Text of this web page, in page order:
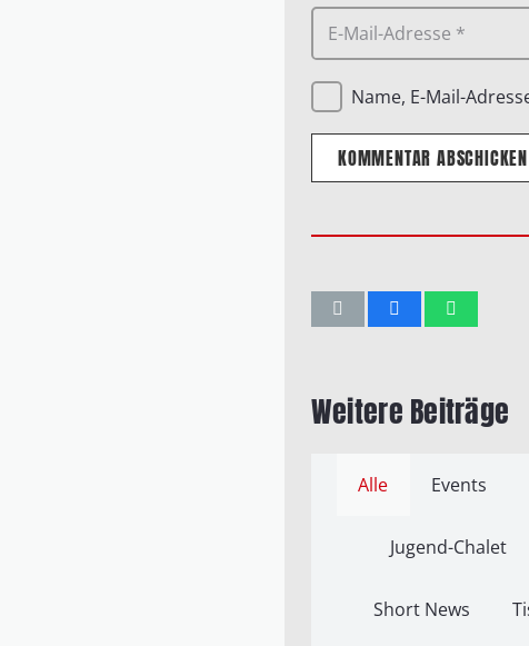
Name, E-Mail-
KOMMENTAR ABSCHICKEN
Weitere Beiträge
Alle Events
Jugend-Chalet
Short News